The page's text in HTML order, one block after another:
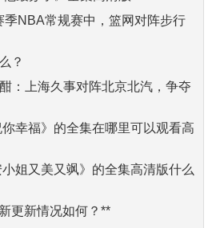
NBA常规赛中，篮网对阵步行
？
：上海久事对阵北京北汽，争夺
幸福》的全集在哪里可以观看高
姐又美又飒》的全集高清版什么
更新情况如何？**